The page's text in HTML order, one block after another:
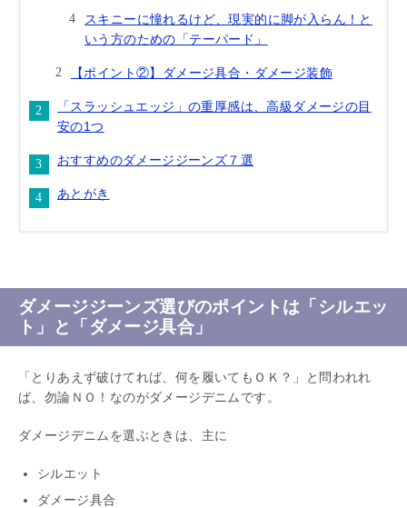
スキニーに憧れるけど、現実的に脚が入らん！と
いう方のための「テーパード」
【ポイント②】ダメージ具合・ダメージ装飾
「スラッシュエッジ」の重厚感は、高級ダメージの目
安の1つ
おすすめのダメージジーンズ７選
あとがき
ダメージジーンズ選びのポイントは「シルエッ
ト」と「ダメージ具合」
「とりあえず破けてれば、何を履いてもＯＫ？」と問われれ
ば、勿論ＮＯ！なのがダメージデニムです。
ダメージデニムを選ぶときは、主に
シルエット
ダメージ具合